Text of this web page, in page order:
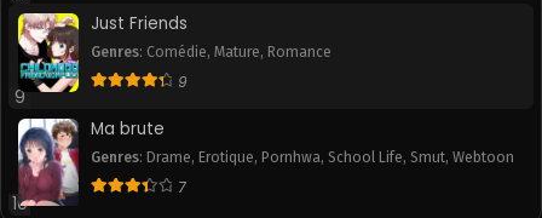
Chapitre 1
August 12, 2024
9
Just Friends
Genres: Comédie, Mature, Romance
9
10
Ma brute
Genres: Drame, Erotique, Pornhwa, School Life, Smut, Webtoon
7